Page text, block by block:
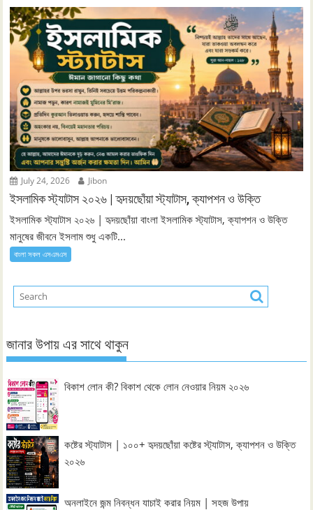
July 24, 2026 Jibon
ইসলামিক স্ট্যাটাস ২০২৬ | হৃদয়ছোঁয়া স্ট্যাটাস, ক্যাপশন ও উক্তি
ইসলামিক স্ট্যাটাস ২০২৬ | হৃদয়ছোঁয়া বাংলা ইসলামিক স্ট্যাটাস, ক্যাপশন ও উক্তি
মানুষের জীবনে ইসলাম শুধু একটি...
বাংলা সকল এসএমএস
জানার উপায় এর সাথে থাকুন
বিকাশ লোন কী? বিকাশ থেকে লোন নেওয়ার নিয়ম ২০২৬
কষ্টের স্ট্যাটাস | ১০০+ হৃদয়ছোঁয়া কষ্টের স্ট্যাটাস, ক্যাপশন ও উক্তি
২০২৬
অনলাইনে জন্ম নিবন্ধন যাচাই করার নিয়ম | সহজ উপায়